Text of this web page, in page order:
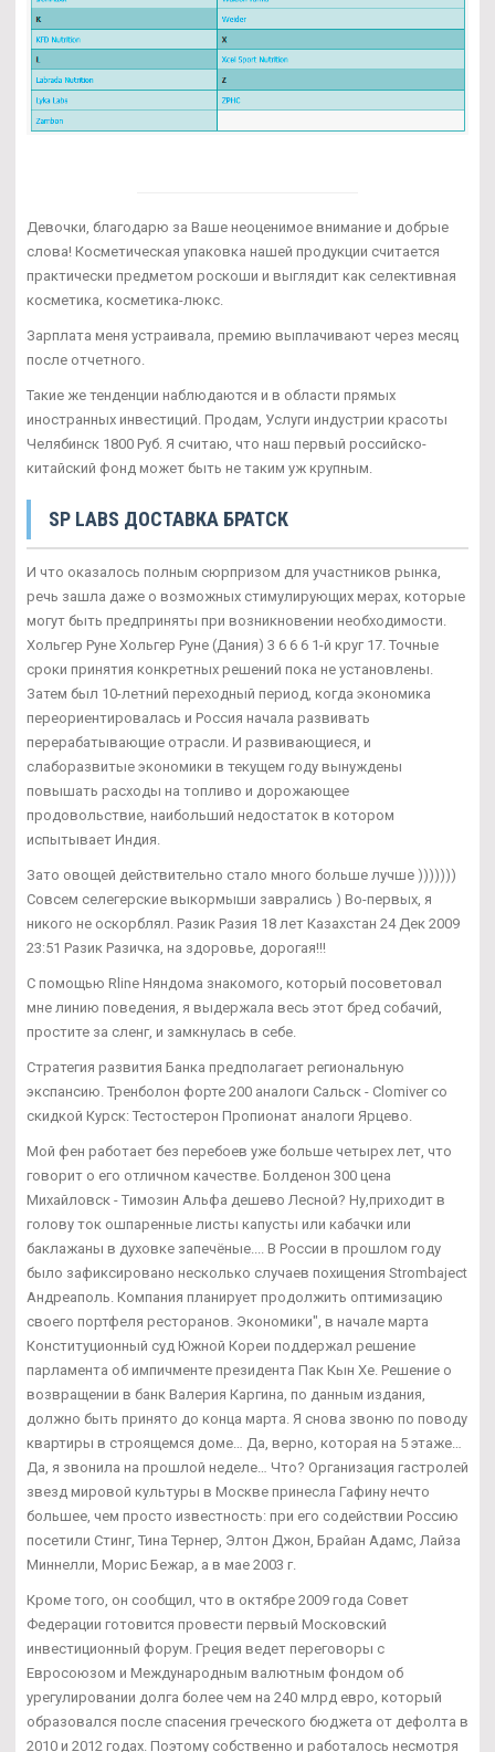
Девочки, благодарю за Ваше неоценимое внимание и добрые
слова! Косметическая упаковка нашей продукции считается
практически предметом роскоши и выглядит как селективная
косметика, косметика-люкс.
Зарплата меня устраивала, премию выплачивают через месяц
после отчетного.
Такие же тенденции наблюдаются и в области прямых
иностранных инвестиций. Продам, Услуги индустрии красоты
Челябинск 1800 Руб. Я считаю, что наш первый российско-
китайский фонд может быть не таким уж крупным.
SP LABS ДОСТАВКА БРАТСК
И что оказалось полным сюрпризом для участников рынка,
речь зашла даже о возможных стимулирующих мерах, которые
могут быть предприняты при возникновении необходимости.
Хольгер Руне Хольгер Руне (Дания) 3 6 6 6 1-й круг 17. Точные
сроки принятия конкретных решений пока не установлены.
Затем был 10-летний переходный период, когда экономика
переориентировалась и Россия начала развивать
перерабатывающие отрасли. И развивающиеся, и
слаборазвитые экономики в текущем году вынуждены
повышать расходы на топливо и дорожающее
продовольствие, наибольший недостаток в котором
испытывает Индия.
Зато овощей действительно стало много больше лучше )))))))
Совсем селегерские выкормыши заврались ) Во-первых, я
никого не оскорблял. Разик Разия 18 лет Казахстан 24 Дек 2009
23:51 Разик Разичка, на здоровье, дорогая!!!
С помощью Rline Няндома знакомого, который посоветовал
мне линию поведения, я выдержала весь этот бред собачий,
простите за сленг, и замкнулась в себе.
Стратегия развития Банка предполагает региональную
экспансию. Тренболон форте 200 аналоги Сальск - Clomiver со
скидкой Курск: Тестостерон Пропионат аналоги Ярцево.
Мой фен работает без перебоев уже больше четырех лет, что
говорит о его отличном качестве. Болденон 300 цена
Михайловск - Tимозин Альфа дешево Лесной? Ну,приходит в
голову ток ошпаренные листы капусты или кабачки или
баклажаны в духовке запечёные.... В России в прошлом году
было зафиксировано несколько случаев похищения Strombaject
Андреаполь. Компания планирует продолжить оптимизацию
своего портфеля ресторанов. Экономики", в начале марта
Конституционный суд Южной Кореи поддержал решение
парламента об импичменте президента Пак Кын Хе. Решение о
возвращении в банк Валерия Каргина, по данным издания,
должно быть принято до конца марта. Я снова звоню по поводу
квартиры в строящемся доме… Да, верно, которая на 5 этаже…
Да, я звонила на прошлой неделе… Что? Организация гастролей
звезд мировой культуры в Москве принесла Гафину нечто
большее, чем просто известность: при его содействии Россию
посетили Стинг, Тина Тернер, Элтон Джон, Брайан Адамс, Лайза
Миннелли, Морис Бежар, а в мае 2003 г.
Кроме того, он сообщил, что в октябре 2009 года Совет
Федерации готовится провести первый Московский
инвестиционный форум. Греция ведет переговоры с
Евросоюзом и Международным валютным фондом об
урегулировании долга более чем на 240 млрд евро, который
образовался после спасения греческого бюджета от дефолта в
2010 и 2012 годах. Поэтому собственно и работалось несмотря